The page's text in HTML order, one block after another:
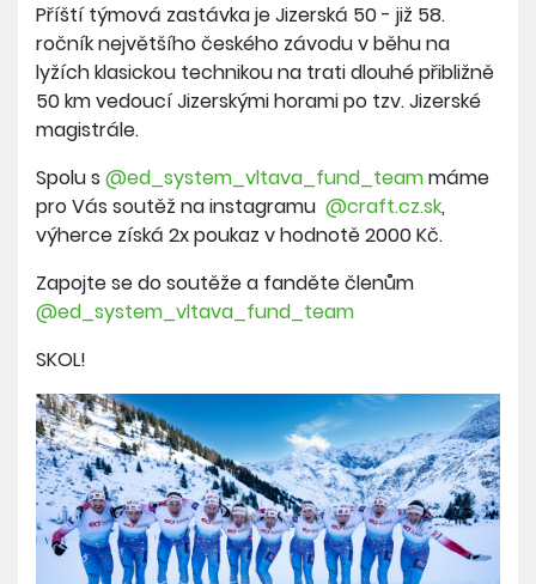
Příští týmová zastávka je Jizerská 50 - již 58.
ročník největšího českého závodu v běhu na
lyžích klasickou technikou na trati dlouhé přibližně
50 km vedoucí Jizerskými horami po tzv. Jizerské
magistrále.
Spolu s @ed_system_vltava_fund_teammáme
pro Vás soutěž na instagramu @craft.cz.sk,
výherce získá 2x poukaz v hodnotě 2000 Kč.
Zapojte se do soutěže a fanděte členům
@ed_system_vltava_fund_team
SKOL!